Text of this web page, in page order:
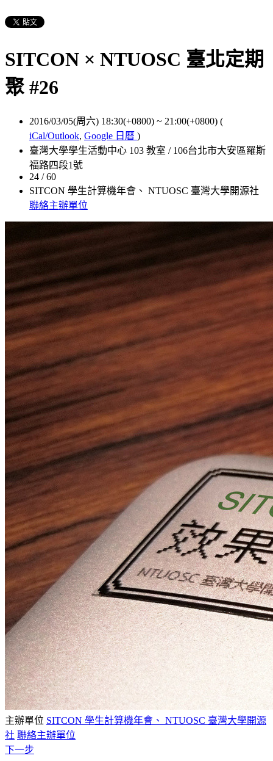
SITCON × NTUOSC 臺北定期
聚 #26
2016/03/05(周六) 18:30(+0800) ~ 21:00(+0800) (
iCal/Outlook, Google 日曆 )
臺灣大學學生活動中心 103 教室 / 106台北市大安區羅斯
福路四段1號
24 / 60
SITCON 學生計算機年會、 NTUOSC 臺灣大學開源社
聯絡主辦單位
主辦單位 SITCON 學生計算機年會、 NTUOSC 臺灣大學開源
社 聯絡主辦單位
下一步